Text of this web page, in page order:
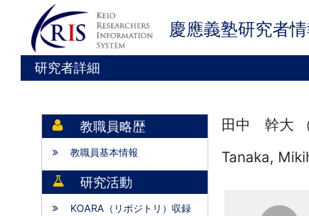
慶應義塾研究者
研究者詳細
教職員略歴
教職員基本情報
研究活動
KOARA（リポジトリ）収録
田中 幹大
Tanaka,